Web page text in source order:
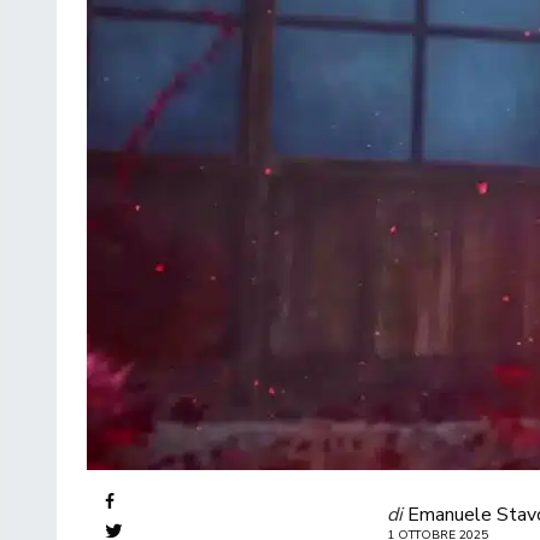
di Emanuele
1 OTTOBRE 2025